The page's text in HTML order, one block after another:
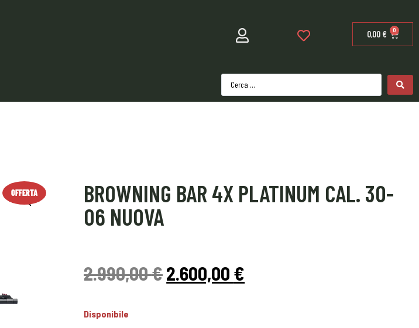
0,00 € 0
OFFERTA
BROWNING BAR 4X PLATINUM CAL. 30-
06 NUOVA
2.990,00€2.600,00 €
Disponibile